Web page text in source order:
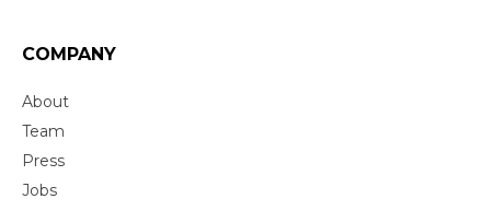
COMPANY
About
Team
Press
Jobs